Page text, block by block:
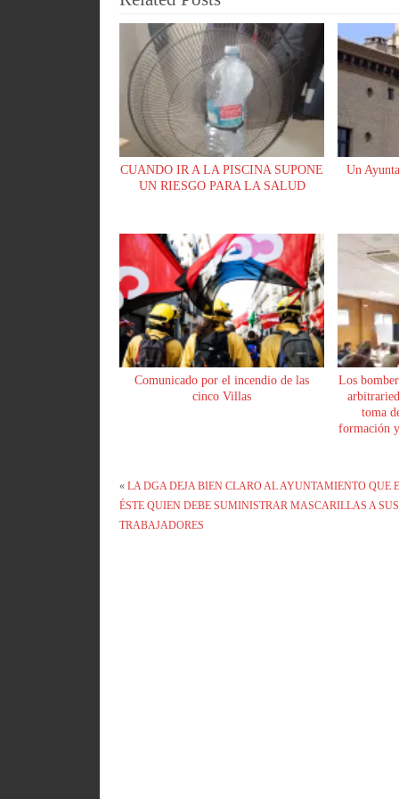
pp
rti
r
CUANDO IR A LA PISCINA SUPONE
UN RIESGO PARA LA SALUD
Un
Comunicado por el incendio de las
cinco Villas
Los
toma
formación
«LA DGA DEJA BIEN CLARO AL AYUNTAMIENTO QUE
ÉSTE QUIEN DEBE SUMINISTRAR MASCARILLAS A SUS
TRABAJADORES